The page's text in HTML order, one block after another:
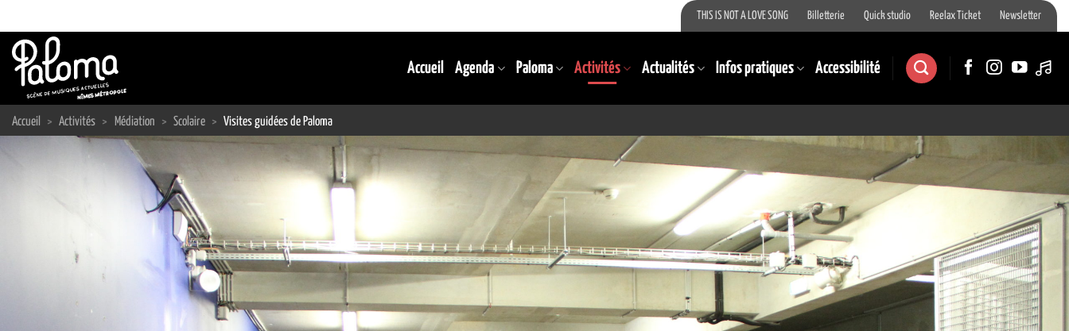
au
contenu
THIS IS NOT A LOVE SONG Billetterie Quick studio Reelax Ticket Newsletter
Accueil Agenda Paloma Activités Actualités Infos pratiques Accessibilité
Accueil > Activités > Médiation > Scolaire > Visites guidées de Paloma